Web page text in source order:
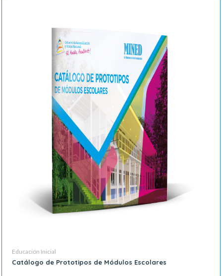
Educación Inicial
Catálogo de Prototipos de Módulos Escolares